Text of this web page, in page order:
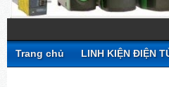
Trang chủ LINH KIỆN ĐIỆN